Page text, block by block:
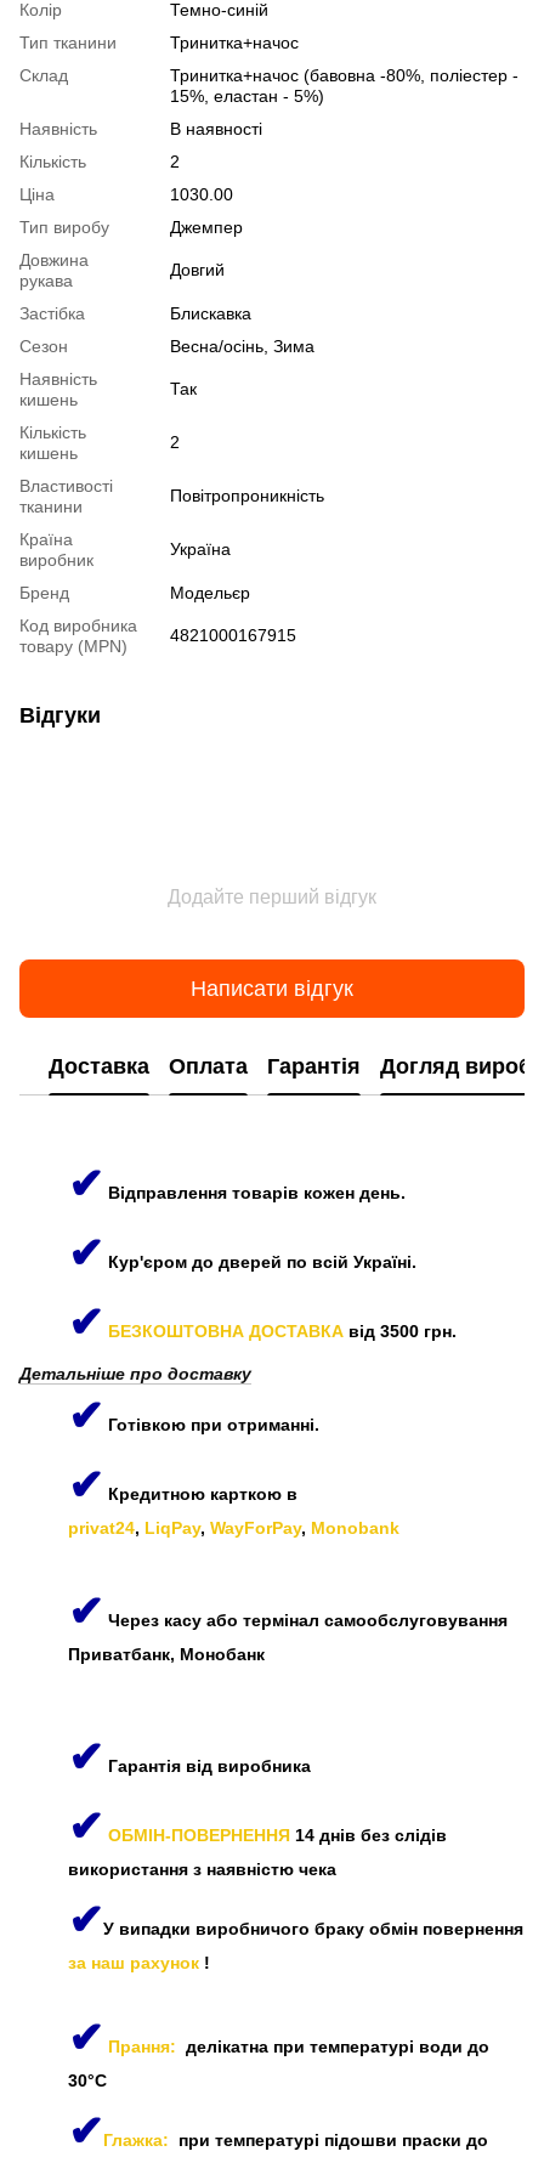
Колір
Темно-синій
Тип тканини
Тринитка+начос
Склад
Тринитка+начос (бавовна -80%, поліестер -
15%, еластан - 5%)
Наявність
В наявності
Кількість
2
Ціна
1030.00
Тип виробу
Джемпер
Довжина
рукава
Довгий
Застібка
Блискавка
Сезон
Весна/осінь, Зима
Наявність
кишень
Так
Кількість
кишень
2
Властивості
тканини
Повітропроникність
Країна
виробник
Україна
Бренд
Модельєр
Код виробника
товару (MPN)
4821000167915
Відгуки
Додайте перший відгук
Написати відгук
Доставка Оплата Гарантія Догляд
✔ Відправлення товарів кожен день.
✔ Кур'єром до дверей по всій Україні.
✔ БЕЗКОШТОВНА ДОСТАВКА від 3500 грн.
Детальніше про доставку
✔ Готівкою при отриманні.
✔ Кредитною карткою в
privat24, LiqPay, WayForPay, Monobank
✔ Через касу або термінал самообслуговування
Приватбанк, Монобанк
✔ Гарантія від виробника
✔ ОБМІН-ПОВЕРНЕННЯ 14 днів без слідів
використання з наявністю чека
✔У випадки виробничого браку обмін повернення
за наш рахунок !
✔ Прання: делікатна при температурі води до
30°C
✔Глажка: при температурі підошви праски до